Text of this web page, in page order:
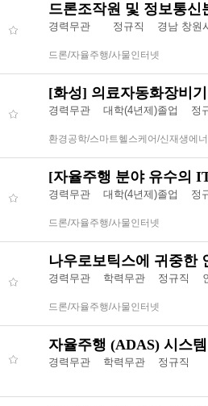
드론조작원 및 정보통신
경력무관 정규직 경남 창원
드론/자율주행/사물인터넷
[화성] 의료자동화장비
경력무관 대학(4년제)졸업 정
환경공학/스마트헬스케어/신재생에
[자율주행 분야 유수의
경력무관 대학(4년제)졸업 정
드론/자율주행/사물인터넷
나우로보틱스에 귀중한
경력무관 학력무관 정규직
드론/자율주행/사물인터넷
자율주행 (ADAS) 시스
경력무관 학력무관 정규직